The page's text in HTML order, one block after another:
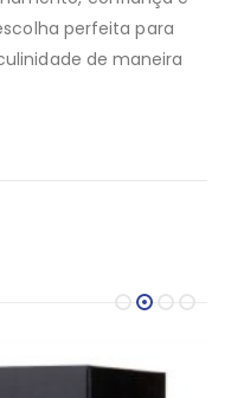
perfeita para
de maneira